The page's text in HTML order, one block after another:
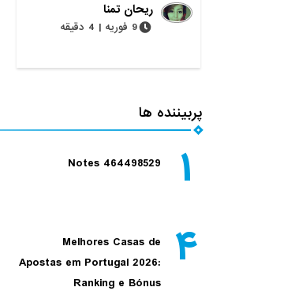
ریحان تمنا
9 فوریه | 4 دقیقه
پربیننده ها
۱ Notes 464498529
۴
Melhores Casas de
Apostas em Portugal 2026:
Ranking e Bónus